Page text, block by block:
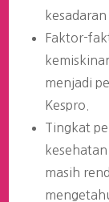
Faktor-
menjadi
Kespro.
Tingkat
masih